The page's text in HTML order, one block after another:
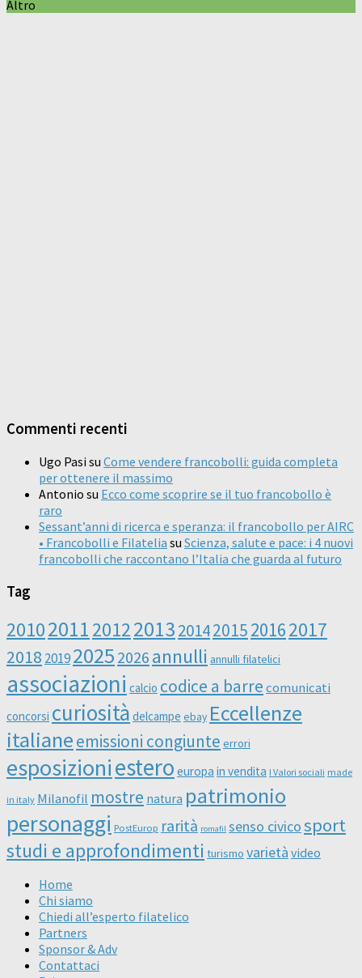
Altro
Commenti recenti
Ugo Pasi su Come vendere francobolli: guida completa
per ottenere il massimo
Antonio su Ecco come scoprire se il tuo francobollo è
raro
Sessant’anni di ricerca e speranza: il francobollo per AIRC
• Francobolli e Filatelia su Scienza, salute e pace: i 4 nuovi
francobolli che raccontano l’Italia che guarda al futuro
Tag
20102011201220132014201520162017
2018 201920252026annulli annulli filatelici
associazioni calcio codice a barrecomunicati
concorsi curiosità delcampe ebay Eccellenze
italianeemissioni congiunte errori
esposizioniestero europa in vendita I Valori sociali made
in italy Milanofil mostre natura patrimonio
personaggi PostEurop rarità romafil senso civicosport
studi e approfondimenti turismo varietà video
Home
Chi siamo
Chiedi all’esperto filatelico
Partners
Sponsor & Adv
Contattaci